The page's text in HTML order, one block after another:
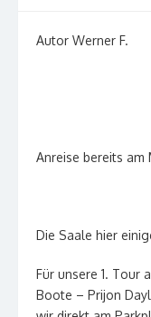
Autor Werner F.
Anreise bereits am
Die Saale hier
Für unsere 1. Tour
Boote – Prijon